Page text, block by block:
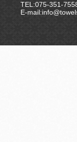
TEL:075-351-
E-